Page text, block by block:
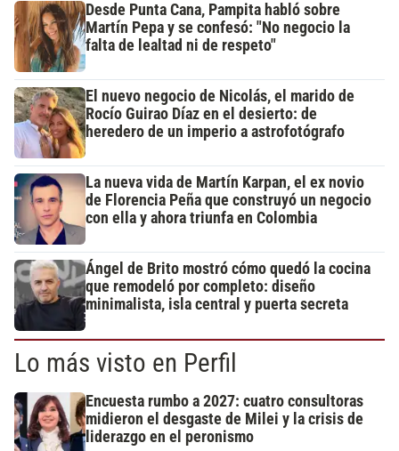
Desde Punta Cana, Pampita habló sobre
Martín Pepa y se confesó: "No negocio la
falta de lealtad ni de respeto"
El nuevo negocio de Nicolás, el marido de
Rocío Guirao Díaz en el desierto: de
heredero de un imperio a astrofotógrafo
La nueva vida de Martín Karpan, el ex novio
de Florencia Peña que construyó un negocio
con ella y ahora triunfa en Colombia
Ángel de Brito mostró cómo quedó la cocina
que remodeló por completo: diseño
minimalista, isla central y puerta secreta
Lo más visto en Perfil
Encuesta rumbo a 2027: cuatro consultoras
midieron el desgaste de Milei y la crisis de
liderazgo en el peronismo